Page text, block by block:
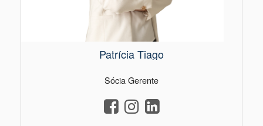
Patrícia Tiago
Sócia Gerente